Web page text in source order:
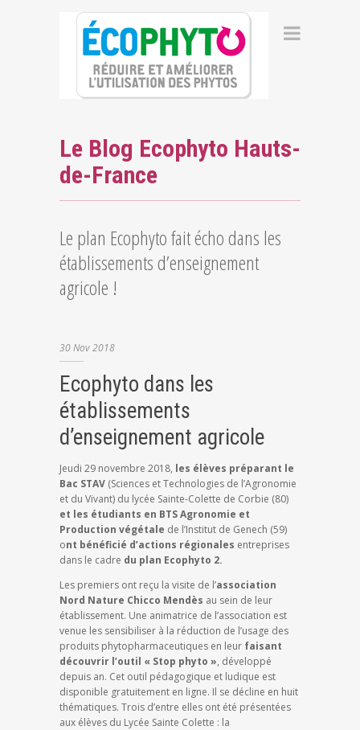
Le Blog Ecophyto Hauts-
de-France
Le plan Ecophyto fait écho dans les
établissements d’enseignement
agricole !
30Nov2018
Ecophyto dans les
établissements
d’enseignement agricole
Jeudi 29 novembre 2018, les élèves préparant le
Bac STAV (Sciences et Technologies de l’Agronomie
et du Vivant) du lycée Sainte-Colette de Corbie (80)
et les étudiants en BTS Agronomie et
Production végétale de l’Institut de Genech (59)
ont bénéficié d’actions régionales entreprises
dans le cadre du plan Ecophyto 2.
Les premiers ont reçu la visite de l’association
Nord Nature Chicco Mendès au sein de leur
établissement. Une animatrice de l’association est
venue les sensibiliser à la réduction de l’usage des
produits phytopharmaceutiques en leur faisant
découvrir l’outil « Stop phyto », développé
depuis an. Cet outil pédagogique et ludique est
disponible gratuitement en ligne. Il se décline en huit
thématiques. Trois d’entre elles ont été présentées
aux élèves du Lycée Sainte Colette : la